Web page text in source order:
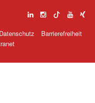
Datenschutz
Barrierefreiheit